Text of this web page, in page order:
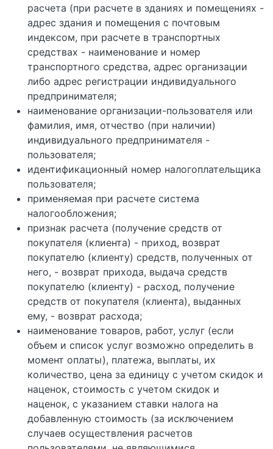
расчета (при расчете в зданиях и помещениях -
адрес здания и помещения с почтовым
индексом, при расчете в транспортных
средствах - наименование и номер
транспортного средства, адрес организации
либо адрес регистрации индивидуального
предпринимателя;
наименование организации-пользователя или
фамилия, имя, отчество (при наличии)
индивидуального предпринимателя -
пользователя;
идентификационный номер налогоплательщика
пользователя;
применяемая при расчете система
налогообложения;
признак расчета (получение средств от
покупателя (клиента) - приход, возврат
покупателю (клиенту) средств, полученных от
него, - возврат прихода, выдача средств
покупателю (клиенту) - расход, получение
средств от покупателя (клиента), выданных
ему, - возврат расхода;
наименование товаров, работ, услуг (если
объем и список услуг возможно определить в
момент оплаты), платежа, выплаты, их
количество, цена за единицу с учетом скидок и
наценок, стоимость с учетом скидок и
наценок, с указанием ставки налога на
добавленную стоимость (за исключением
случаев осуществления расчетов